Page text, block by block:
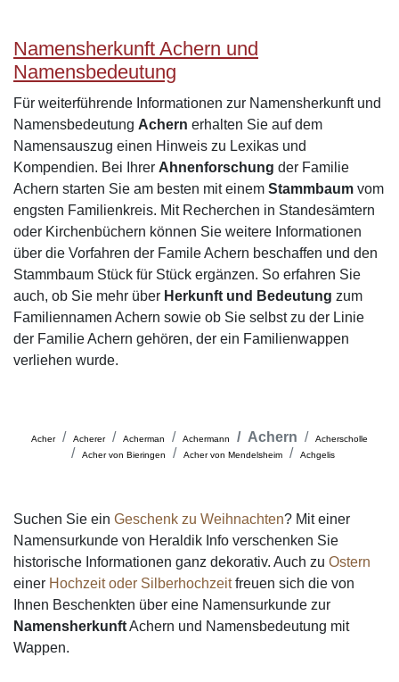
Namensherkunft Achern und
Namensbedeutung
Für weiterführende Informationen zur Namensherkunft und
Namensbedeutung Achern erhalten Sie auf dem
Namensauszug einen Hinweis zu Lexikas und
Kompendien. Bei Ihrer Ahnenforschung der Familie
Achern starten Sie am besten mit einem Stammbaum vom
engsten Familienkreis. Mit Recherchen in Standesämtern
oder Kirchenbüchern können Sie weitere Informationen
über die Vorfahren der Famile Achern beschaffen und den
Stammbaum Stück für Stück ergänzen. So erfahren Sie
auch, ob Sie mehr über Herkunft und Bedeutung zum
Familiennamen Achern sowie ob Sie selbst zu der Linie
der Familie Achern gehören, der ein Familienwappen
verliehen wurde.
Acher Acherer Acherman Achermann Achern
Acherscholle
Acher von Bieringen
Acher von Mendelsheim Achgelis
Suchen Sie ein Geschenk zu Weihnachten? Mit einer
Namensurkunde von Heraldik Info verschenken Sie
historische Informationen ganz dekorativ. Auch zu Ostern
einer Hochzeit oder Silberhochzeitfreuen sich die von
Ihnen Beschenkten über eine Namensurkunde zur
NamensherkunftAchern und Namensbedeutung mit
Wappen.